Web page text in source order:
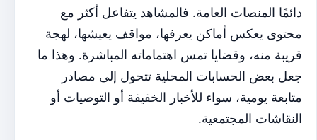
دائمًا المنصات العامة. فالمشاهد يتفاعل أكثر مع
محتوى يعكس أماكن يعرفها، مواقف يعيشها، لهجة
قريبة منه، وقضايا تمس اهتماماته المباشرة. وهذا ما
جعل بعض الحسابات المحلية تتحول إلى مصادر
متابعة يومية، سواء للأخبار الخفيفة أو التوصيات أو
النقاشات المجتمعية.